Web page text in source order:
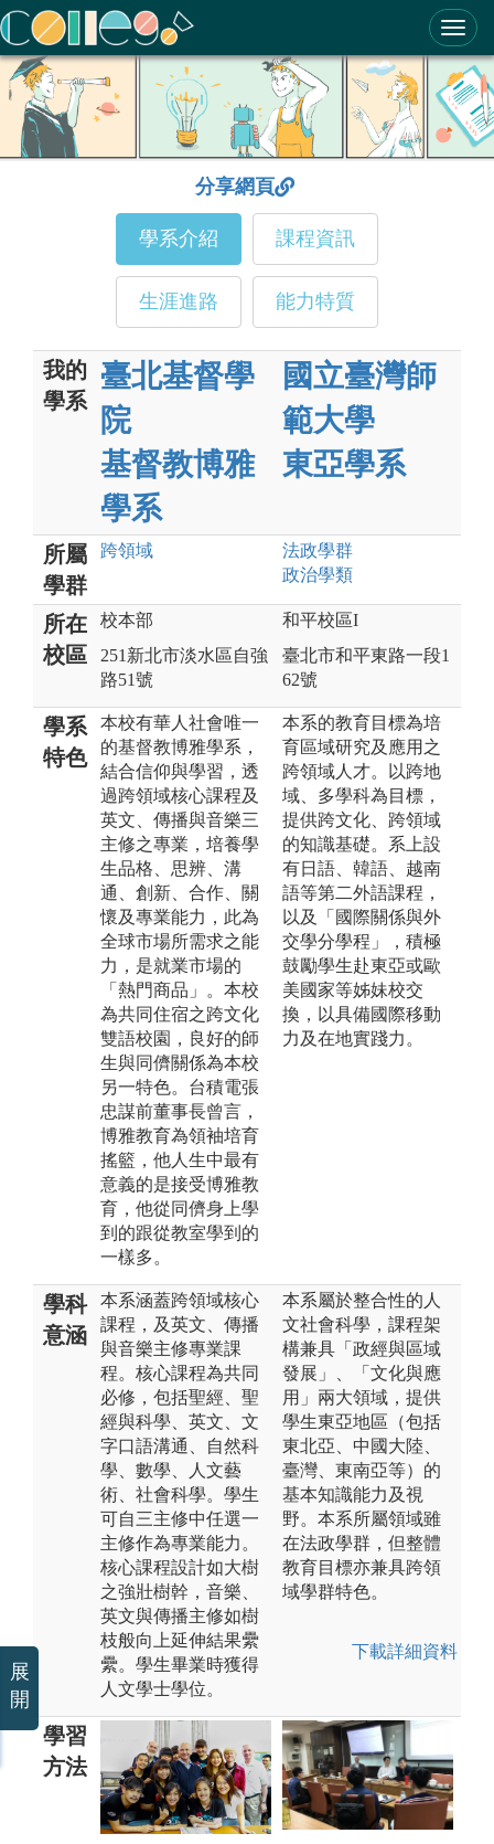
ColleGo! 大學選才與高中育才輔助系統
分享網頁
學系介紹 課程資訊
生涯進路 能力特質
我的
學系
臺北基督學
院
基督教博雅
學系
國立臺灣師
範大學
東亞學系
所屬
學群
跨領域 法政學群
政治學類
所在
校區
校本部
251新北市淡水區自強
路51號
和平校區I
臺北市和平東路一段1
62號
學系
特色
本校有華人社會唯一
的基督教博雅學系，
結合信仰與學習，透
過跨領域核心課程及
英文、傳播與音樂三
主修之專業，培養學
生品格、思辨、溝
通、創新、合作、關
懷及專業能力，此為
全球市場所需求之能
力，是就業市場的
「熱門商品」。本校
為共同住宿之跨文化
雙語校園，良好的師
生與同儕關係為本校
另一特色。台積電張
忠謀前董事長曾言，
博雅教育為領袖培育
搖籃，他人生中最有
意義的是接受博雅教
育，他從同儕身上學
到的跟從教室學到的
一樣多。
本系的教育目標為培
育區域研究及應用之
跨領域人才。以跨地
域、多學科為目標，
提供跨文化、跨領域
的知識基礎。系上設
有日語、韓語、越南
語等第二外語課程，
以及「國際關係與外
交學分學程」，積極
鼓勵學生赴東亞或歐
美國家等姊妹校交
換，以具備國際移動
力及在地實踐力。
學科
意涵
本系涵蓋跨領域核心
課程，及英文、傳播
與音樂主修專業課
程。核心課程為共同
必修，包括聖經、聖
經與科學、英文、文
字口語溝通、自然科
學、數學、人文藝
術、社會科學。學生
可自三主修中任選一
主修作為專業能力。
核心課程設計如大樹
之強壯樹幹，音樂、
英文與傳播主修如樹
枝般向上延伸結果纍
纍。學生畢業時獲得
人文學士學位。
本系屬於整合性的人
文社會科學，課程架
構兼具「政經與區域
發展」、「文化與應
用」兩大領域，提供
學生東亞地區（包括
東北亞、中國大陸、
臺灣、東南亞等）的
基本知識能力及視
野。本系所屬領域雖
在法政學群，但整體
教育目標亦兼具跨領
域學群特色。
下載詳細資料
學習
方法
展
開